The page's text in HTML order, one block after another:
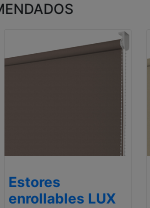
Estores
enrollables LUX